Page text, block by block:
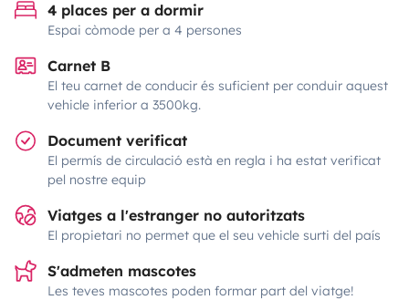
4 places per a dormir
Espai còmode per a 4 persones
Carnet B
El teu carnet de conducir és suficient per conduir aquest
vehicle inferior a 3500kg.
Document verificat
El permís de circulació està en regla i ha estat verificat
pel nostre equip
Viatges a l'estranger no autoritzats
El propietari no permet que el seu vehicle surti del país
S'admeten mascotes
Les teves mascotes poden formar part del viatge!